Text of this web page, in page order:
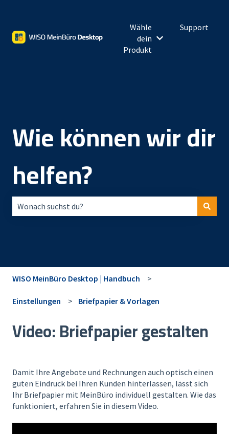
Wähle
dein
Produkt
Untermenü für
Support
Wie können wir dir
helfen?
WISO MeinBüro Desktop | Handbuch
Einstellungen Briefpapier & Vorlagen
Video: Briefpapier gestalten
Damit Ihre Angebote und Rechnungen auch optisch einen
guten Eindruck bei Ihren Kunden hinterlassen, lässt sich
Ihr Briefpapier mit MeinBüro individuell gestalten. Wie das
funktioniert, erfahren Sie in diesem Video.